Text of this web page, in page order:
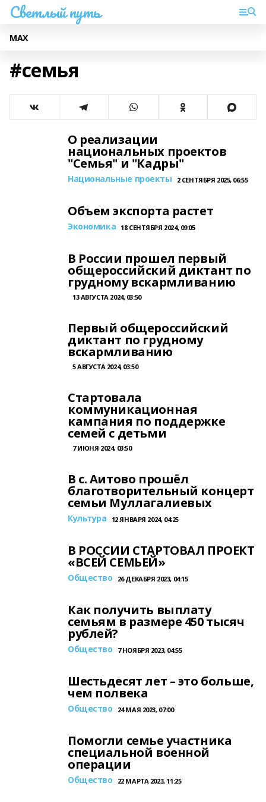
Светлый путь
МАХ
#семья
О реализации
национальных проектов
"Семья" и "Кадры"
Национальные проекты 2 СЕНТЯБРЯ 2025, 06:55
Объем экспорта растет
Экономика 18 СЕНТЯБРЯ 2024, 09:05
В России прошел первый
общероссийский диктант по
грудному вскармливанию
13 АВГУСТА 2024, 03:50
Первый общероссийский
диктант по грудному
вскармливанию
5 АВГУСТА 2024, 03:50
Стартовала
коммуникационная
кампания по поддержке
семей с детьми
7 ИЮНЯ 2024, 03:50
В с. Аитово прошёл
благотворительный концерт
семьи Муллагалиевых
Культура 12 ЯНВАРЯ 2024, 04:25
В РОССИИ СТАРТОВАЛ ПРОЕКТ
«ВСЕЙ СЕМЬЕЙ»
Общество 26 ДЕКАБРЯ 2023, 04:15
Как получить выплату
семьям в размере 450 тысяч
рублей?
Общество 7 НОЯБРЯ 2023, 04:55
Шестьдесят лет – это больше,
чем полвека
Общество 24 МАЯ 2023, 07:00
Помогли семье участника
специальной военной
операции
Общество 22 МАРТА 2023, 11:25